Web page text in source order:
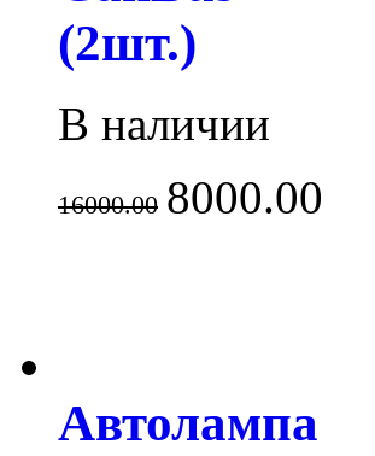
(2шт.)
В наличии
16000.00 8000.00
Автолампа